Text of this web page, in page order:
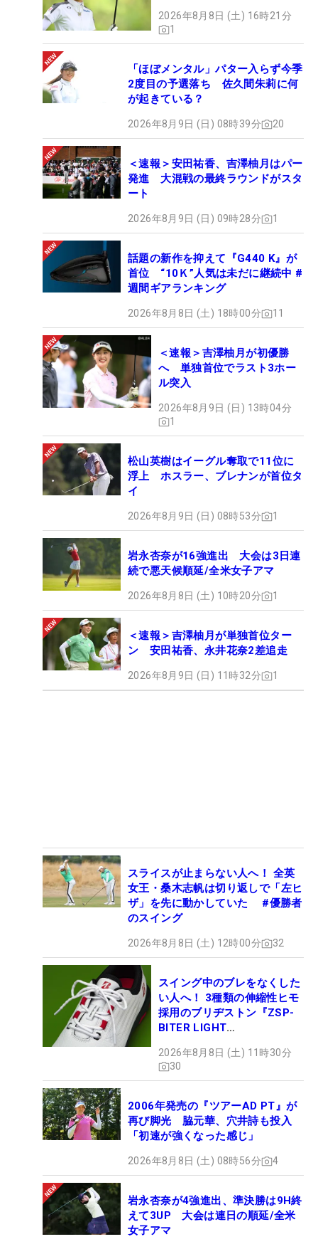
2026年8月8日 (土) 16時21分
1
「ほぼメンタル」パター入らず今季
2度目の予選落ち 佐久間朱莉に何
が起きている？
2026年8月9日 (日) 08時39分 20
＜速報＞安田祐香、吉澤柚月はパー
発進 大混戦の最終ラウンドがスタ
ート
2026年8月9日 (日) 09時28分 1
話題の新作を抑えて『G440 K』が
首位 “10Ｋ”人気は未だに継続中 #
週間ギアランキング
2026年8月8日 (土) 18時00分 11
＜速報＞吉澤柚月が初優勝
へ 単独首位でラスト3ホー
ル突入
2026年8月9日 (日) 13時04分
1
松山英樹はイーグル奪取で11位に
浮上 ホスラー、ブレナンが首位タ
イ
2026年8月9日 (日) 08時53分 1
岩永杏奈が16強進出 大会は3日連
続で悪天候順延/全米女子アマ
2026年8月8日 (土) 10時20分 1
＜速報＞吉澤柚月が単独首位ター
ン 安田祐香、永井花奈2差追走
2026年8月9日 (日) 11時32分 1
スライスが止まらない人へ！ 全英
女王・桑木志帆は切り返しで「左ヒ
ザ」を先に動かしていた #優勝者
のスイング
2026年8月8日 (土) 12時00分 32
スイング中のブレをなくした
い人へ！ 3種類の伸縮性ヒモ
採用のブリヂストン『ZSP-
BITER LIGHT
ュー
2026年8月8日 (土) 11時30分
30
2006年発売の『ツアーAD PT』が
再び脚光 脇元華、穴井詩も投入
「初速が強くなった感じ」
2026年8月8日 (土) 08時56分 4
岩永杏奈が4強進出、準決勝は9H終
えて3UP 大会は連日の順延/全米
女子アマ